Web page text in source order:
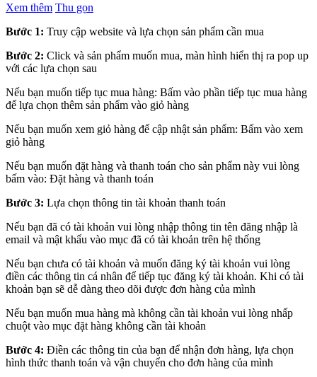
Xem thêm Thu gọn
Bước 1: Truy cập website và lựa chọn sản phẩm cần mua
Bước 2: Click và sản phẩm muốn mua, màn hình hiển thị ra pop up
với các lựa chọn sau
Nếu bạn muốn tiếp tục mua hàng: Bấm vào phần tiếp tục mua hàng
để lựa chọn thêm sản phẩm vào giỏ hàng
Nếu bạn muốn xem giỏ hàng để cập nhật sản phẩm: Bấm vào xem
giỏ hàng
Nếu bạn muốn đặt hàng và thanh toán cho sản phẩm này vui lòng
bấm vào: Đặt hàng và thanh toán
Bước 3: Lựa chọn thông tin tài khoản thanh toán
Nếu bạn đã có tài khoản vui lòng nhập thông tin tên đăng nhập là
email và mật khẩu vào mục đã có tài khoản trên hệ thống
Nếu bạn chưa có tài khoản và muốn đăng ký tài khoản vui lòng
điền các thông tin cá nhân để tiếp tục đăng ký tài khoản. Khi có tài
khoản bạn sẽ dễ dàng theo dõi được đơn hàng của mình
Nếu bạn muốn mua hàng mà không cần tài khoản vui lòng nhấp
chuột vào mục đặt hàng không cần tài khoản
Bước 4: Điền các thông tin của bạn để nhận đơn hàng, lựa chọn
hình thức thanh toán và vận chuyển cho đơn hàng của mình